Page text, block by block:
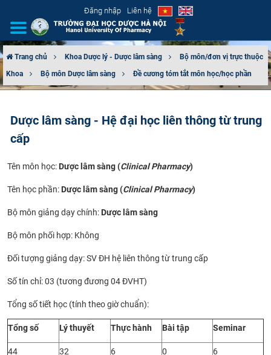
Đăng nhập Liên hệ
GIỚI THIỆU
TUYỂN SINH
ĐÀO TẠO
ĐẢM BẢO CHẤT LƯỢNG
KHOA HỌC CÔNG NGHỆ
HTQT
CỰU NGƯỜI HỌC
Trang chủ Khoa Dược lý - Dược lâm sàng
Bộ môn/đơn vị trực thuộc
Khoa
Bộ môn Dược lâm sàng Đề cương tóm tắt môn học/học phần
Dược lâm sàng - Hệ đại học liên thông từ trung
cấp
Tên môn học: Dược lâm sàng (Clinical Pharmacy)
Tên học phần: Dược lâm sàng (Clinical Pharmacy)
Bộ môn giảng dạy chính: Dược lâm sàng
Bộ môn phối hợp: Không
Đối tượng giảng dạy: SV ĐH hệ liên thông từ trung cấp
Số tín chỉ: 03 (tương đương 04 ĐVHT)
Tổng số tiết học (tính theo giờ chuẩn):
Tổng số Lý thuyết Thực hành Bài tập Seminar
44 32 6 0 6